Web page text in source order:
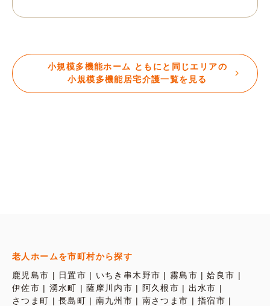
小規模多機能ホーム ともにと同じエリアの
小規模多機能居宅介護一覧を見る
老人ホームを市町村から探す
鹿児島市
日置市 いちき串木野市 霧島市
姶良市
伊佐市
湧水町 薩摩川内市 阿久根市
出水市
さつま町
長島町 南九州市 南さつま市
指宿市